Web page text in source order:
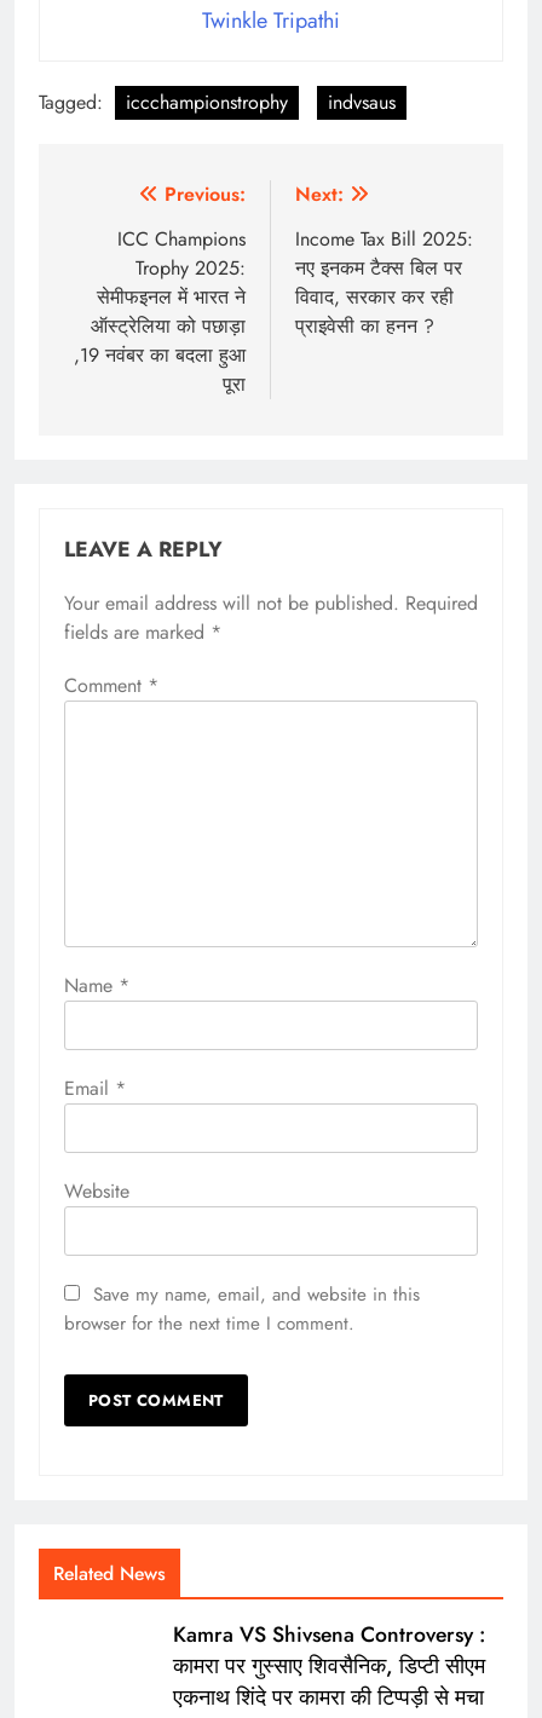
Twinkle Tripathi
Tagged: iccchampionstrophy indvsaus
navigation
Previous:
ICC Champions
Trophy 2025:
सेमीफइनल में भारत ने
ऑस्ट्रेलिया को पछाड़ा
,19 नवंबर का बदला हुआ
पूरा
Next:
Income Tax Bill 2025:
नए इनकम टैक्स बिल पर
विवाद, सरकार कर रही
प्राइवेसी का हनन ?
LEAVE A REPLY
Your email address will not be published. Required
fields are marked *
Comment *
Name *
Email *
Website
Save my name, email, and website in this
browser for the next time I comment.
Related News
Kamra VS Shivsena Controversy :
कामरा पर गुस्साए शिवसैनिक, डिप्टी सीएम
एकनाथ शिंदे पर कामरा की टिप्पड़ी से मचा